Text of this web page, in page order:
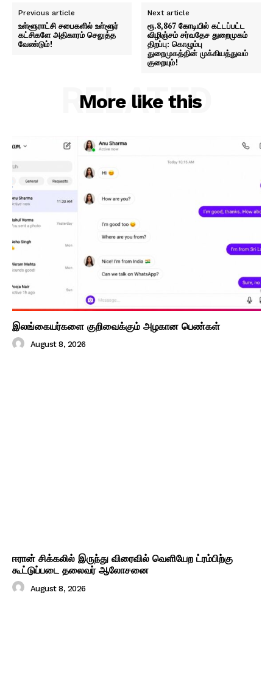
Previous article
உள்ளூராட்சி சபைகளில் உள்ளூர்
கட்சிகளே அதிகாரம் செலுத்த
வேண்டும்!
Next article
ரூ.8,867 கோடியில் கட்டப்பட்ட
விழிஞ்சம் சர்வதேச துறைமுகம்
திறப்பு: கொழும்பு
துறைமுகத்தின் முக்கியத்துவம்
குறையும்!
More like this
RELATED
இலங்கையர்களை குறிவைக்கும் அழகான பெண்கள்
August 8, 2026
ஈரான் சிக்கலில் இருந்து விரைவில் வெளியேற ட்ரம்பிற்கு
கூட்டுப்படை தலைவர் ஆலோசனை
August 8, 2026